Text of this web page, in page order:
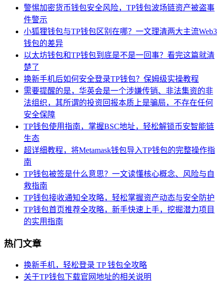
警惕加密货币钱包安全风险，TP钱包波场链资产被盗事
件警示
小狐狸钱包与TP钱包区别在哪？一文理清两大主流Web3
钱包的差异
以太坊钱包和TP钱包到底是不是一回事？看完这篇就清
楚了
换新手机后如何安全登录TP钱包？保姆级实操教程
需要提醒的是，华英会是一个涉嫌传销、非法集资的非
法组织，其所谓的投资回报本质上是骗局，不存在任何
安全保障
TP钱包使用指南，掌握BSC地址，轻松解锁币安智能链
生态
超详细教程，将Metamask钱包导入TP钱包的完整操作指
南
TP钱包被签是什么意思？一文读懂核心概念、风险与自
救指南
TP钱包接收通知全攻略，轻松掌握资产动态与安全防护
TP钱包首页推荐全攻略，新手快速上手，挖掘潜力项目
的实用指南
热门文章
换新手机，轻松登录 TP 钱包全攻略
关于TP钱包下载官网地址的相关说明